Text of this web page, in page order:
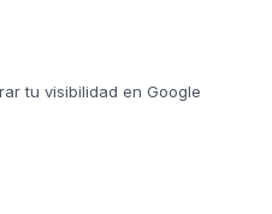
tu visibilidad en Google